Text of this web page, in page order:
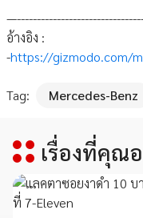
อ้างอิง :
-https://gizmodo.com/
Tag: Mercedes-Benz
เรื่องที่คุณ